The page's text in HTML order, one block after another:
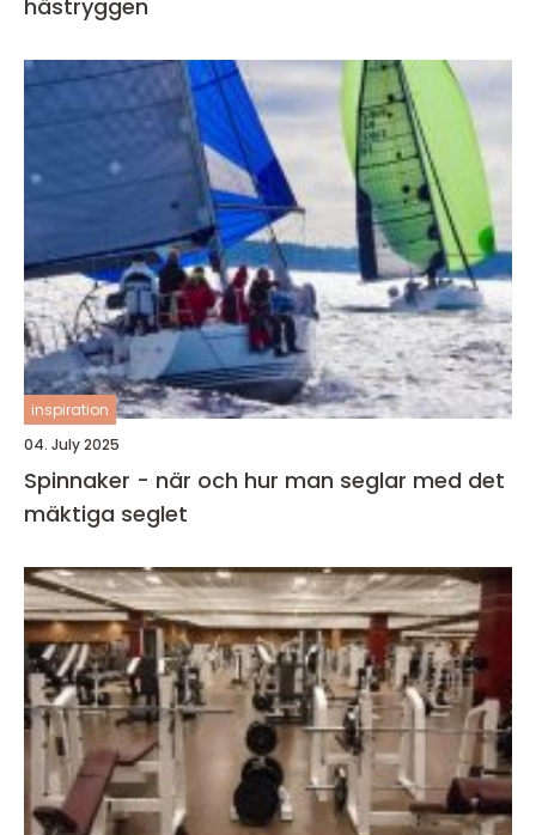
hästryggen
inspiration
04. July 2025
Spinnaker - när och hur man seglar med det
mäktiga seglet